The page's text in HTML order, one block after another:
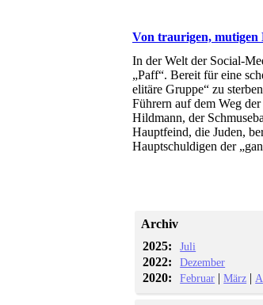
Von traurigen, mutigen
In der Welt der Social-
„Paff“. Bereit für eine
elitäre Gruppe“ zu
Führern auf dem Weg
Hildmann, der
Hauptfeind, die Juden,
Hauptschuldigen der
Archiv
2025:
Juli
2022: Dezember
2020: Februar |März |